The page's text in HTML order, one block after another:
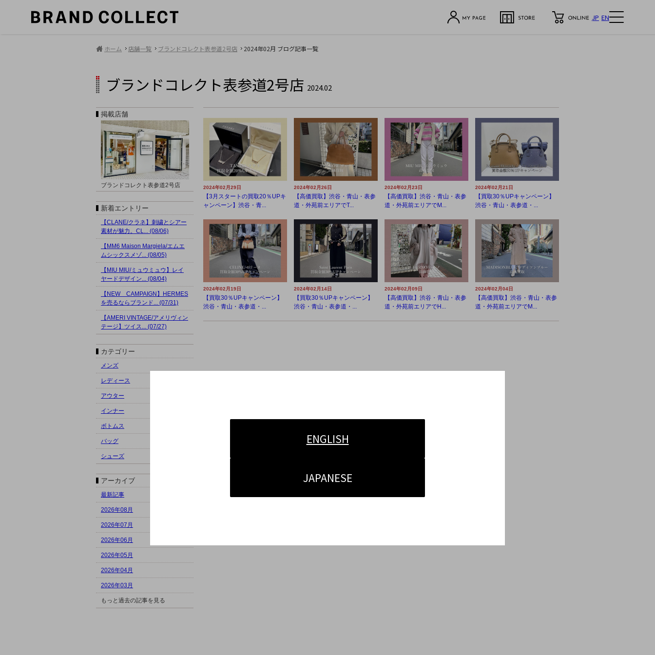
JP EN
ENGLISH
JAPANESE
ホーム 店舗一覧 ブランドコレクト表参道2号店 2024年02月 ブログ記事一覧
ブランドコレクト表参道2号店 2024.02
2024年02月29日
【3月スタートの買取20％UPキ
ャンペーン】渋谷・青...
2024年02月26日
【高価買取】渋谷・青山・表参
道・外苑前エリアでT...
2024年02月23日
【高価買取】渋谷・青山・表参
道・外苑前エリアでM...
2024年02月21日
【買取30％UPキャンペーン】
渋谷・青山・表参道・...
2024年02月19日
【買取30％UPキャンペーン】
渋谷・青山・表参道・...
2024年02月14日
【買取30％UPキャンペーン】
渋谷・青山・表参道・...
2024年02月09日
【高価買取】渋谷・青山・表参
道・外苑前エリアでH...
2024年02月04日
【高価買取】渋谷・青山・表参
道・外苑前エリアでM...
掲載店舗
ブランドコレクト表参道2号店
新着エントリー
【CLANE/クラネ】刺繍とシアー
素材が魅力。CL... (08/06)
【MM6 Maison Margiela/エムエ
ムシックスメゾ... (08/05)
【MIU MIU/ミュウミュウ】レイ
ヤードデザイン... (08/04)
【NEW CAMPAIGN】HERMES
を売るならブランド... (07/31)
【AMERI VINTAGE/アメリヴィン
テージ】ツイス... (07/27)
カテゴリー
メンズ
レディース
アウター
インナー
ボトムス
バッグ
シューズ
アーカイブ
最新記事
2026年08月
2026年07月
2026年06月
2026年05月
2026年04月
2026年03月
もっと過去の記事を見る